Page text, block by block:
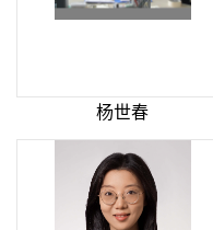
杨世春